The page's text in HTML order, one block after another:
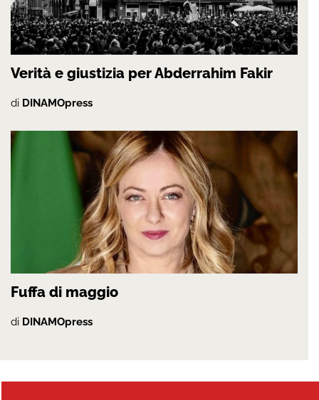
Verità e giustizia per Abderrahim Fakir
di DINAMOpress
Fuffa di maggio
di DINAMOpress